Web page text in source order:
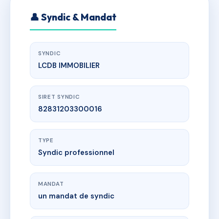
👤 Syndic & Mandat
SYNDIC
LCDB IMMOBILIER
SIRET SYNDIC
82831203300016
TYPE
Syndic professionnel
MANDAT
un mandat de syndic